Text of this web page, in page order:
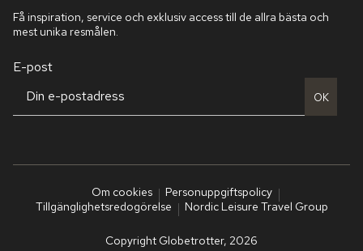
Få inspiration, service och exklusiv access till de allra bästa och
mest unika resmålen.
E-post
OK
Om cookies
Personuppgiftspolicy
Tillgänglighetsredogörelse
Nordic Leisure Travel Group
Copyright Globetrotter, 2026